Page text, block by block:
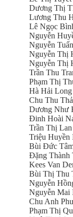
Dương Thị
Lương Thu
Lê Ngọc
Nguyễn
Nguyễn
Nguyễn Thị
Nguyễn Thị
Trần Thu
Phạm Thị
Hà Hải Long
Chu Thu
Dương Như
Đinh Hoài
Trần Thị Lan
Triệu Huyền
Bùi Đức
Đặng Thành
Kees Van
Bùi Thị Thu
Nguyễn
Nguyễn Mai
Chu Anh
Phạm Thị